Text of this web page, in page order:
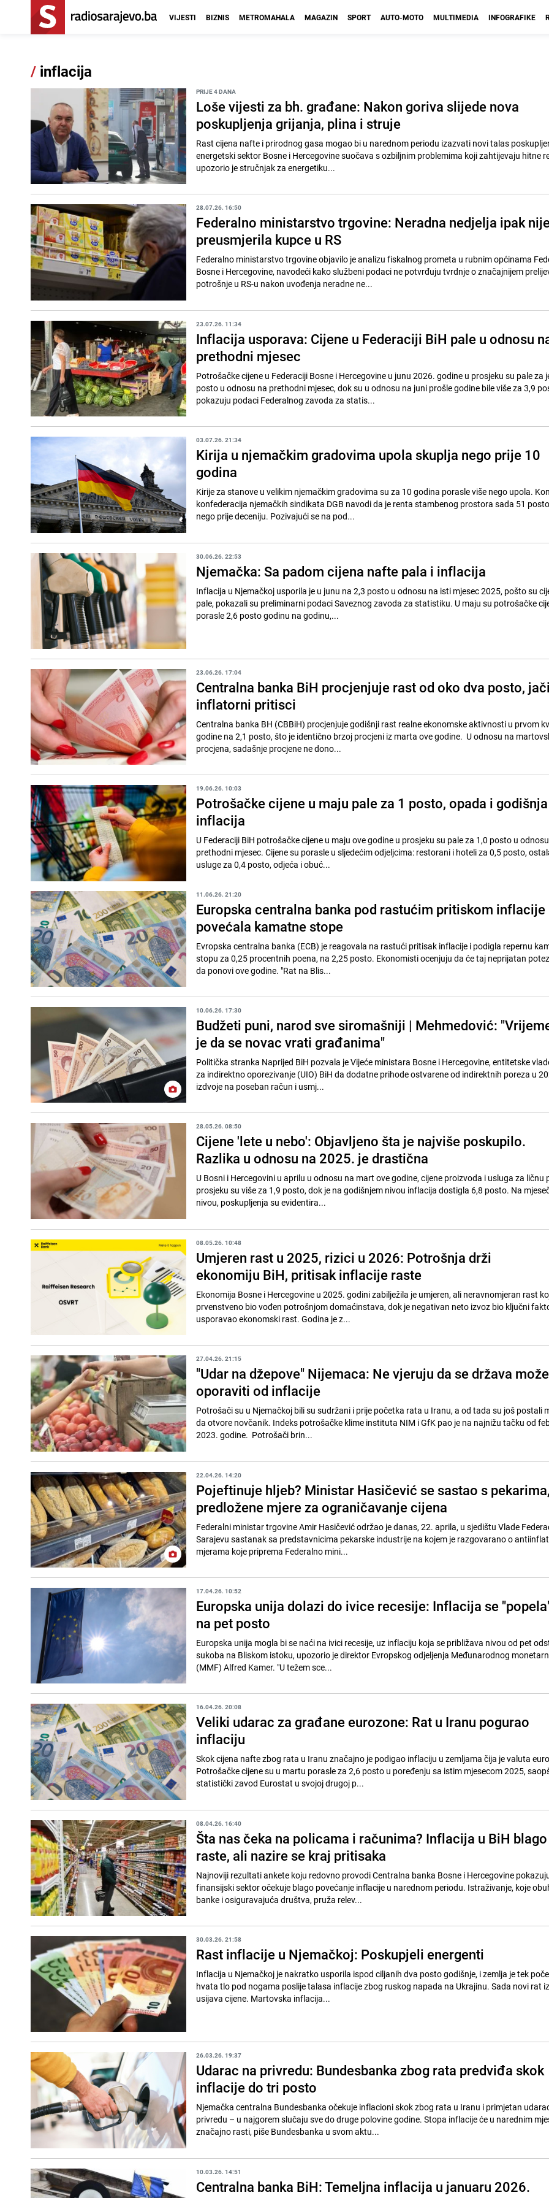
VIJESTI BIZNIS METROMAHALA MAGAZIN SPORT AUTO-MOTO MULTIMEDIA INFOGRAFIKE
/ inflacija
PRIJE 4 DANA
Loše vijesti za bh. građane: Nakon goriva slijede nova
poskupljenja grijanja, plina i struje
Rast cijena nafte i prirodnog gasa mogao bi u narednom periodu izazvati novi talas
energetski sektor Bosne i Hercegovine suočava s ozbiljnim problemima koji zahtijevaju hitne
upozorio je stručnjak za energetiku...
28.07.26. 16:50
Federalno ministarstvo trgovine: Neradna nedjelja ipak
preusmjerila kupce u RS
Federalno ministarstvo trgovine objavilo je analizu fiskalnog prometa u rubnim općinama
Bosne i Hercegovine, navodeći kako službeni podaci ne potvrđuju tvrdnje o značajnijem
potrošnje u RS-u nakon uvođenja neradne ne...
23.07.26. 11:34
Inflacija usporava: Cijene u Federaciji BiH pale u odnosu
prethodni mjesec
Potrošačke cijene u Federaciji Bosne i Hercegovine u junu 2026. godine u prosjeku su pale za
posto u odnosu na prethodni mjesec, dok su u odnosu na juni prošle godine bile više za 3,9
pokazuju podaci Federalnog zavoda za statis...
03.07.26. 21:34
Kirija u njemačkim gradovima upola skuplja nego prije 10
godina
Kirije za stanove u velikim njemačkim gradovima su za 10 godina porasle više nego upola.
konfederacija njemačkih sindikata DGB navodi da je renta stambenog prostora sada 51
nego prije deceniju. Pozivajući se na pod...
30.06.26. 22:53
Njemačka: Sa padom cijena nafte pala i inflacija
Inflacija u Njemačkoj usporila je u junu na 2,3 posto u odnosu na isti mjesec 2025, pošto su
pale, pokazali su preliminarni podaci Saveznog zavoda za statistiku. U maju su potrošačke
porasle 2,6 posto godinu na godinu,...
23.06.26. 17:04
Centralna banka BiH procjenjuje rast od oko dva posto, jači
inflatorni pritisci
Centralna banka BH (CBBiH) procjenjuje godišnji rast realne ekonomske aktivnosti u prvom
godine na 2,1 posto, što je identično brzoj procjeni iz marta ove godine. U odnosu na
procjena, sadašnje procjene ne dono...
19.06.26. 10:03
Potrošačke cijene u maju pale za 1 posto, opada i godišnja
inflacija
U Federaciji BiH potrošačke cijene u maju ove godine u prosjeku su pale za 1,0 posto u
prethodni mjesec. Cijene su porasle u sljedećim odjeljcima: restorani i hoteli za 0,5 posto,
usluge za 0,4 posto, odjeća i obuć...
11.06.26. 21:20
Europska centralna banka pod rastućim pritiskom inflacije
povećala kamatne stope
Evropska centralna banka (ECB) je reagovala na rastući pritisak inflacije i podigla repernu
stopu za 0,25 procentnih poena, na 2,25 posto. Ekonomisti ocenjuju da će taj neprijatan
da ponovi ove godine. "Rat na Blis...
10.06.26. 17:30
Budžeti puni, narod sve siromašniji | Mehmedović:
je da se novac vrati građanima"
Politička stranka Naprijed BiH pozvala je Vijeće ministara Bosne i Hercegovine, entitetske
za indirektno oporezivanje (UIO) BiH da dodatne prihode ostvarene od indirektnih poreza u
izdvoje na poseban račun i usmj...
28.05.26. 08:50
Cijene 'lete u nebo': Objavljeno šta je najviše poskupilo.
Razlika u odnosu na 2025. je drastična
U Bosni i Hercegovini u aprilu u odnosu na mart ove godine, cijene proizvoda i usluga za ličnu
prosjeku su više za 1,9 posto, dok je na godišnjem nivou inflacija dostigla 6,8 posto. Na
nivou, poskupljenja su evidentira...
08.05.26. 10:48
Umjeren rast u 2025, rizici u 2026: Potrošnja drži
ekonomiju BiH, pritisak inflacije raste
Ekonomija Bosne i Hercegovine u 2025. godini zabilježila je umjeren, ali neravnomjeran rast
prvenstveno bio vođen potrošnjom domaćinstava, dok je negativan neto izvoz bio ključni
usporavao ekonomski rast. Godina je z...
27.04.26. 21:15
"Udar na džepove" Nijemaca: Ne vjeruju da se država može
oporaviti od inflacije
Potrošači su u Njemačkoj bili su sudržani i prije početka rata u Iranu, a od tada su još postali
da otvore novčanik. Indeks potrošačke klime instituta NIM i GfK pao je na najnižu tačku od
2023. godine. Potrošači brin...
22.04.26. 14:20
Pojeftinuje hljeb? Ministar Hasičević se sastao s pekarima,
predložene mjere za ograničavanje cijena
Federalni ministar trgovine Amir Hasičević održao je danas, 22. aprila, u sjedištu Vlade
Sarajevu sastanak sa predstavnicima pekarske industrije na kojem je razgovarano o
mjerama koje priprema Federalno mini...
17.04.26. 10:52
Europska unija dolazi do ivice recesije: Inflacija se
na pet posto
Europska unija mogla bi se naći na ivici recesije, uz inflaciju koja se približava nivou od pet
sukoba na Bliskom istoku, upozorio je direktor Evropskog odjeljenja Međunarodnog
(MMF) Alfred Kamer. "U težem sce...
16.04.26. 20:08
Veliki udarac za građane eurozone: Rat u Iranu pogurao
inflaciju
Skok cijena nafte zbog rata u Iranu značajno je podigao inflaciju u zemljama čija je valuta
Potrošačke cijene su u martu porasle za 2,6 posto u poređenju sa istim mjesecom 2025,
statistički zavod Eurostat u svojoj drugoj p...
08.04.26. 16:40
Šta nas čeka na policama i računima? Inflacija u BiH blago
raste, ali nazire se kraj pritisaka
Najnoviji rezultati ankete koju redovno provodi Centralna banka Bosne i Hercegovine
finansijski sektor očekuje blago povećanje inflacije u narednom periodu. Istraživanje, koje
banke i osiguravajuća društva, pruža relev...
30.03.26. 21:58
Rast inflacije u Njemačkoj: Poskupjeli energenti
Inflacija u Njemačkoj je nakratko usporila ispod ciljanih dva posto godišnje, i zemlja je tek
hvata tlo pod nogama poslije talasa inflacije zbog ruskog napada na Ukrajinu. Sada novi rat
usijava cijene. Martovska inflacija...
26.03.26. 19:37
Udarac na privredu: Bundesbanka zbog rata predviđa skok
inflacije do tri posto
Njemačka centralna Bundesbanka očekuje inflacioni skok zbog rata u Iranu i primjetan
privredu – u najgorem slučaju sve do druge polovine godine. Stopa inflacije će u narednim
značajno rasti, piše Bundesbanka u svom aktu...
10.03.26. 14:51
Centralna banka BiH: Temeljna inflacija u januaru 2026.